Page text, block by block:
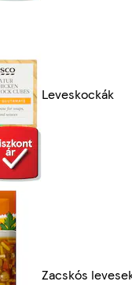
Leveskockák
Zacskós